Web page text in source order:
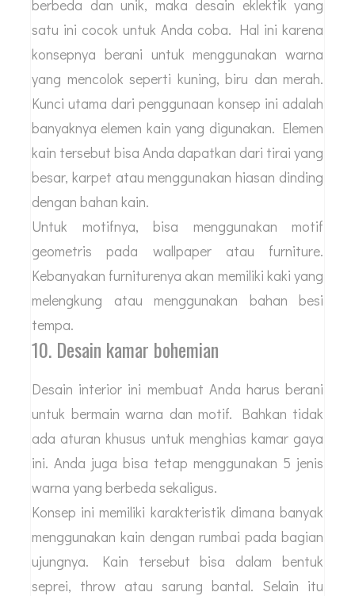
berbeda dan unik, maka desain eklektik yang
satu ini cocok untuk Anda coba. Hal ini karena
konsepnya berani untuk menggunakan warna
yang mencolok seperti kuning, biru dan merah.
Kunci utama dari penggunaan konsep ini adalah
banyaknya elemen kain yang digunakan. Elemen
kain tersebut bisa Anda dapatkan dari tirai yang
besar, karpet atau menggunakan hiasan dinding
dengan bahan kain.
Untuk motifnya, bisa menggunakan motif
geometris pada wallpaper atau furniture.
Kebanyakan furniturenya akan memiliki kaki yang
melengkung atau menggunakan bahan besi
tempa.
10. Desain kamar bohemian
Desain interior ini membuat Anda harus berani
untuk bermain warna dan motif. Bahkan tidak
ada aturan khusus untuk menghias kamar gaya
ini. Anda juga bisa tetap menggunakan 5 jenis
warna yang berbeda sekaligus.
Konsep ini memiliki karakteristik dimana banyak
menggunakan kain dengan rumbai pada bagian
ujungnya. Kain tersebut bisa dalam bentuk
seprei, throw atau sarung bantal. Selain itu